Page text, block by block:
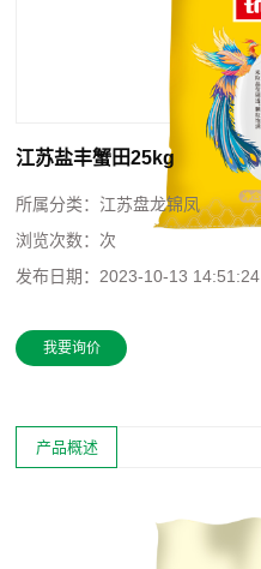
江苏盐丰蟹田25kg
所属分类： 江苏盘龙锦凤
浏览次数：次
发布日期：2023-10-13 14:51:24
我要询价
产品概述